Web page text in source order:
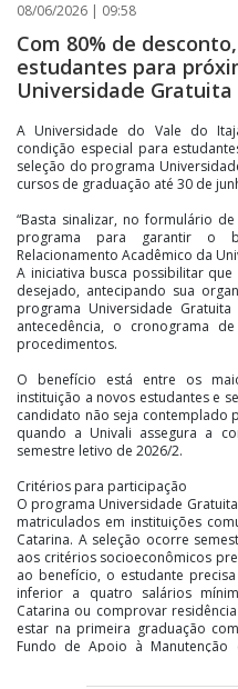
08/06/2026 | 09:58
Com 80% de
estudantes para
Universidade Gratuita
A Universidade do Vale do
condição especial para
seleção do programa
cursos de graduação até 30 de
“Basta sinalizar, no formulário
programa para garantir o
Relacionamento Acadêmico da
A iniciativa busca possibilitar
desejado, antecipando sua
programa Universidade
antecedência, o cronograma
procedimentos.
O benefício está entre os
instituição a novos estudantes e
candidato não seja contemplado
quando a Univali assegura a
semestre letivo de 2026/2.
Critérios para participação
O programa Universidade
matriculados em instituições
Catarina. A seleção ocorre
aos critérios socioeconômicos
ao benefício, o estudante
inferior a quatro salários
Catarina ou comprovar
estar na primeira graduação
Fundo de Apoio à Manutenção